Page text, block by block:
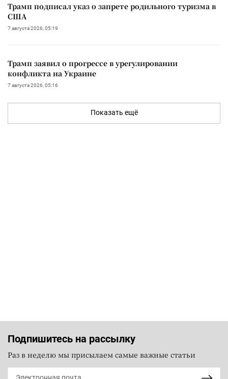
Трамп подписал указ о запрете родильного туризма в
США
7 августа 2026, 05:19
Трамп заявил о прогрессе в урегулировании
конфликта на Украине
7 августа 2026, 05:16
Показать ещё
Подпишитесь на рассылку
Раз в неделю мы присылаем самые важные статьи